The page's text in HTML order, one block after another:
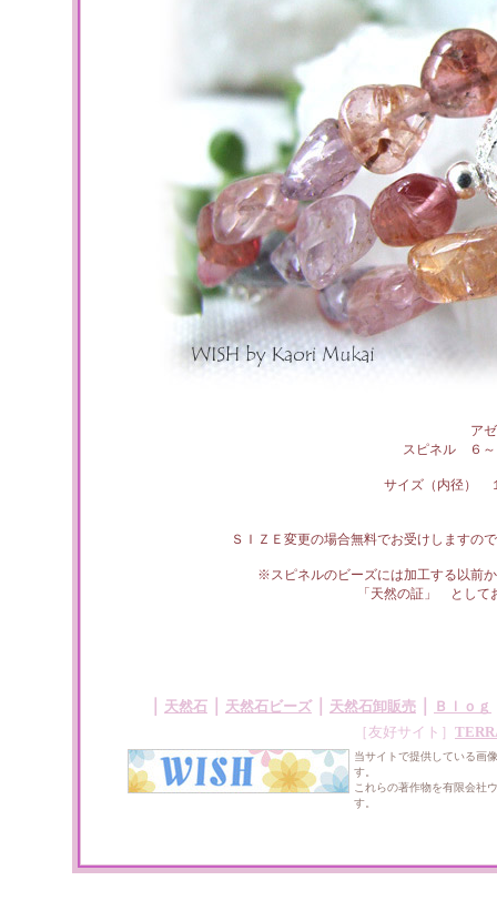
ア
スピネル ６～
サイズ（内径）
ＳＩＺＥ変更の場合無料でお受けします
※スピネルのビーズには加工する以前
「天然の証」 として
天然石 天然石ビーズ｜ 天然石卸販売 Ｂｌｏｇ
［友好サイト］
当サイトで提供している画
す。
これらの著作物を有限会社
す。